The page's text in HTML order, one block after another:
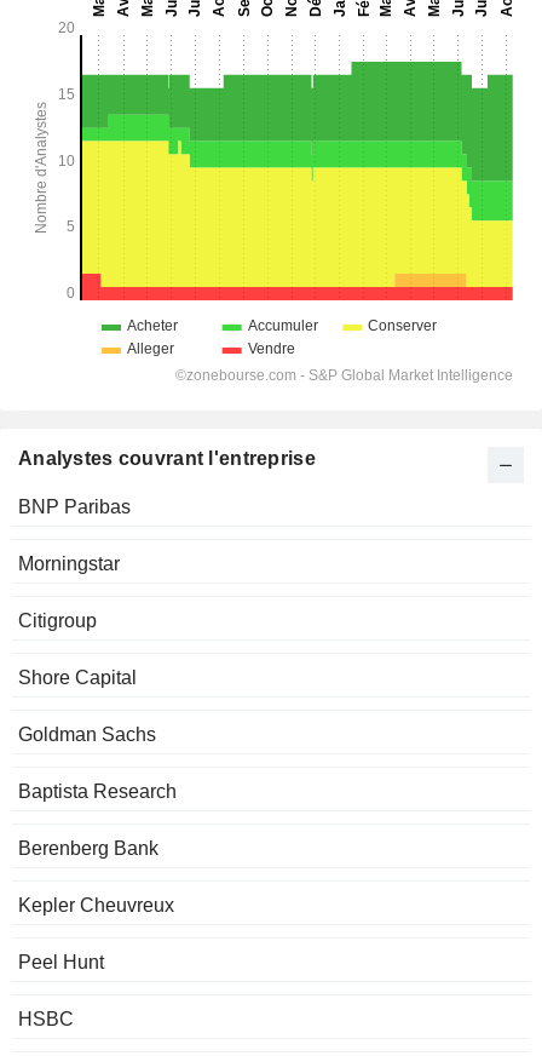
Analystes couvrant l'entreprise
BNP Paribas
Morningstar
Citigroup
Shore Capital
Goldman Sachs
Baptista Research
Berenberg Bank
Kepler Cheuvreux
Peel Hunt
HSBC